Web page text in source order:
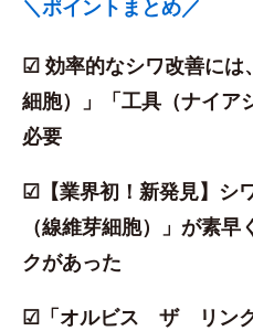
＼ポイントまとめ／
☑ 効率的なシワ改善には
細胞）」「工具（ナイア
必要
☑【業界初！新発見】シ
（線維芽細胞）」が素
クがあった
☑「オルビス ザ リンク